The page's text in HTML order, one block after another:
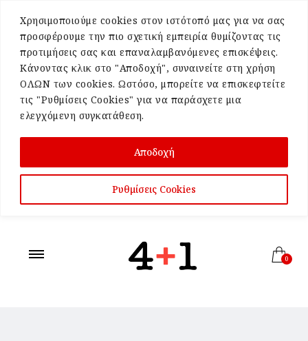
Χρησιμοποιούμε cookies στον ιστότοπό μας για να σας
προσφέρουμε την πιο σχετική εμπειρία θυμίζοντας τις
προτιμήσεις σας και επαναλαμβανόμενες επισκέψεις.
Κάνοντας κλικ στο "Αποδοχή", συναινείτε στη χρήση
ΟΛΩΝ των cookies. Ωστόσο, μπορείτε να επισκεφτείτε
τις "Ρυθμίσεις Cookies" για να παράσχετε μια
ελεγχόμενη συγκατάθεση.
Ρυθμίσεις Cookies
Αποδοχή
0